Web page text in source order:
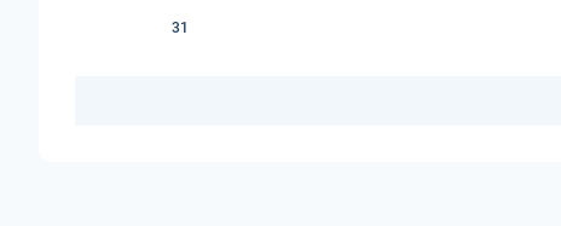
31